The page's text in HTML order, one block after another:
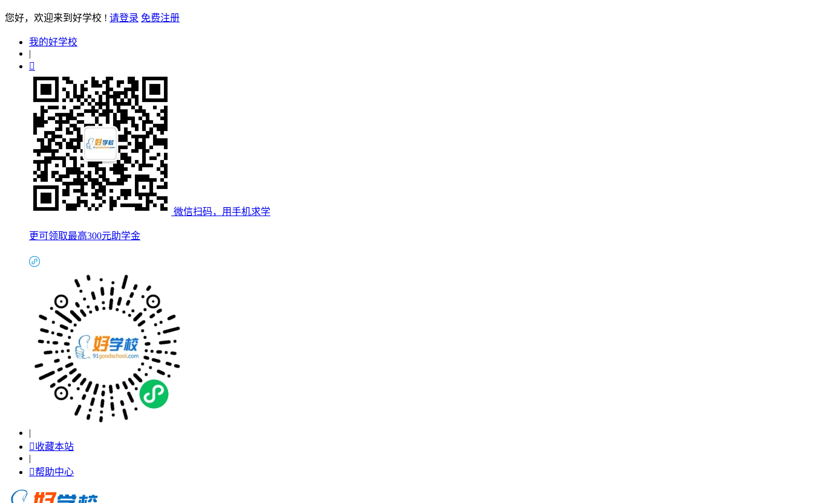
您好，欢迎来到好学校 ! 请登录 免费注册
我的好学校
|

微信扫码，用手机求学
更可领取最高300元助学金
|
收藏本站
|
帮助中心